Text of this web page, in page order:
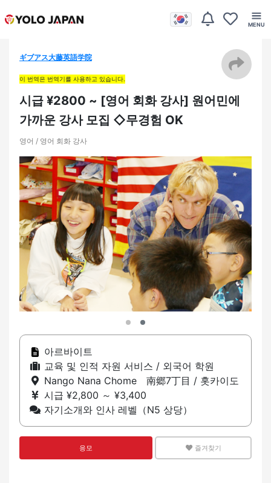
ギブアス大藤英語学院
이 번역은 번역기를 사용하고 있습니다.
시급 ¥2800 ~ [영어 회화 강사] 원어민에
가까운 강사 모집 ◇무경험 OK
영어 / 영어 회화 강사
아르바이트
교육 및 인적 자원 서비스 / 외국어 학원
Nango Nana Chome 南郷7丁目 / 홋카이도
시급 ¥2,800 ～ ¥3,400
자기소개와 인사 레벨（N5 상당）
응모 즐겨찾기